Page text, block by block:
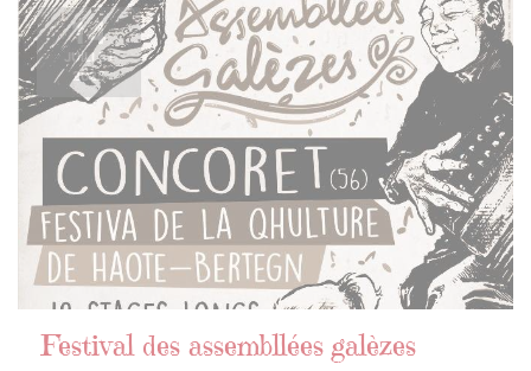
14
JUILLET
2025
Festival des assembllées galèzes